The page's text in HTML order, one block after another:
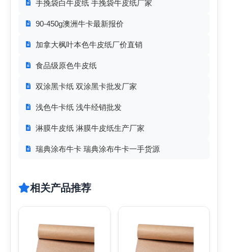
手挽袋白牛皮纸 手挽袋牛皮纸厂家
90-450g澳洲牛卡最新报价
加拿大枫叶本色牛皮纸厂价直销
食品级原色牛皮纸
双涂黑卡纸 双涂黑卡批发厂家
浅色牛卡纸 浅牛经销批发
淋膜牛皮纸 淋膜牛皮纸生产厂家
瑞典涂布牛卡 瑞典涂布牛卡一手货源
相关产品推荐